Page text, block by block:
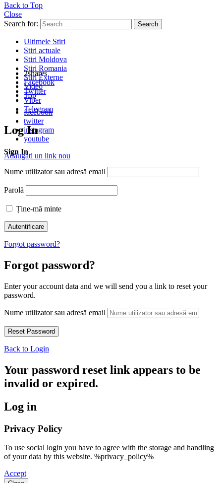
Back to Top
Close
Search for:
Search
Ultimele Stiri
Stiri actuale
Stiri Moldova
Stiri Romania
Stiri Externe
Video
Top
facebook
twitter
instagram
youtube
Adăugați un link nou
2shares
Facebook
Twitter
Viber
Telegram
Log In
Sign In
Nume utilizator sau adresă email
Parolă
Ține-mă minte
Forgot password?
Forgot password?
Enter your account data and we will send you a link to reset your
password.
Nume utilizator sau adresă email
Back to Login
Your password reset link appears to be
invalid or expired.
Log in
Privacy Policy
To use social login you have to agree with the storage and handling
of your data by this website. %privacy_policy%
Accept